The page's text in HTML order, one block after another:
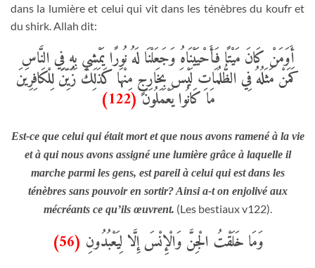
dans la lumière et celui qui vit dans les ténèbres du koufr et
du shirk. Allah dit:
أَوَمَنْ كَانَ مَيْتًا فَأَحْيَيْنَاهُ وَجَعَلْنَا لَهُ نُورًا يَمْشِي بِهِ فِي النَّاسِ
كَمَنْ مَثَلُهُ فِي الظُّلُمَاتِ لَيْسَ بِخَارِجٍ مِنْهَا كَذَلِكَ زُيِّنَ لِلْكَافِرِينَ
مَا كَانُوا يَعْمَلُونَ(122)
Est-ce que celui qui était mort et que nous avons ramené à la vie
et à qui nous avons assigné une lumière grâce à laquelle il
marche parmi les gens, est pareil à celui qui est dans les
ténèbres sans pouvoir en sortir? Ainsi a-t on enjolivé aux
mécréants ce qu’ils œuvrent. (Les bestiaux v122).
وَمَا خَلَقْتُ الْجِنَّ وَالْإِنْسَ إِلَّا لِيَعْبُدُونِ (56)